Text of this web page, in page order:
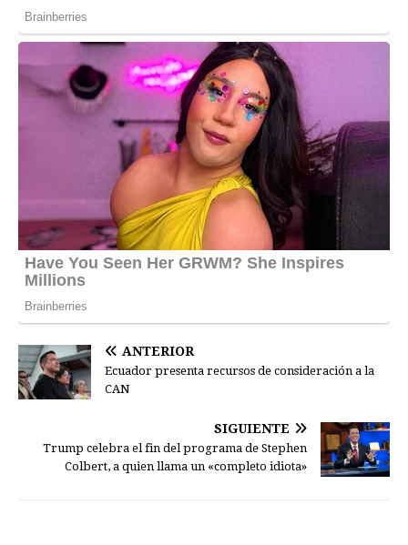
ANTERIOR
Ecuador presenta recursos de consideración a la
CAN
SIGUIENTE
Trump celebra el fin del programa de Stephen
Colbert, a quien llama un «completo idiota»